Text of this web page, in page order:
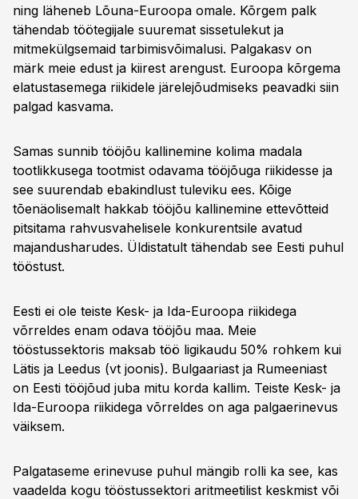
ning läheneb Lõuna-Euroopa omale. Kõrgem palk
tähendab töötegijale suuremat sissetulekut ja
mitmekülgsemaid tarbimisvõimalusi. Palgakasv on
märk meie edust ja kiirest arengust. Euroopa kõrgema
elatustasemega riikidele järelejõudmiseks peavadki siin
palgad kasvama.
Samas sunnib tööjõu kallinemine kolima madala
tootlikkusega tootmist odavama tööjõuga riikidesse ja
see suurendab ebakindlust tuleviku ees. Kõige
tõenäolisemalt hakkab tööjõu kallinemine ettevõtteid
pitsitama rahvusvahelisele konkurentsile avatud
majandusharudes. Üldistatult tähendab see Eesti puhul
tööstust.
Eesti ei ole teiste Kesk- ja Ida-Euroopa riikidega
võrreldes enam odava tööjõu maa. Meie
tööstussektoris maksab töö ligikaudu 50% rohkem kui
Lätis ja Leedus (vt joonis). Bulgaariast ja Rumeeniast
on Eesti tööjõud juba mitu korda kallim. Teiste Kesk- ja
Ida-Euroopa riikidega võrreldes on aga palgaerinevus
väiksem.
Palgataseme erinevuse puhul mängib rolli ka see, kas
vaadelda kogu tööstussektori aritmeetilist keskmist või